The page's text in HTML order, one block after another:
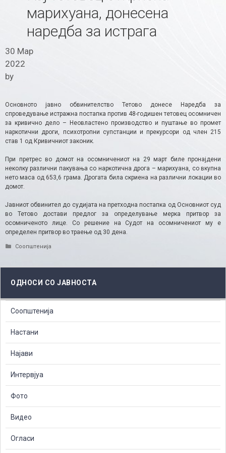
марихуана, донесена
наредба за истрага
30 Мар
2022
by
Основното јавно обвинителство Тетово донесе Наредба за
спроведување истражна постапка против 48-годишен тетовец осомничен
за кривично дело – Неовластено производство и пуштање во промет
наркотични дроги, психотропни супстанции и прекурсори од член 215
став 1 од Кривичниот законик.
При претрес во домот на осомничениот на 29 март биле пронајдени
неколку различни пакувања со наркотична дрога – марихуана, со вкупна
нето маса од 653,6 грама. Дрогата била скриена на различни локации во
домот.
Јавниот обвинител до судијата на претходна постапка од Основниот суд
во Тетово достави предлог за определување мерка притвор за
осомниченото лице. Со решение на Судот на осомничениот му е
определен притвор во траење од 30 дена.​
Categories
Соопштенија
ОДНОСИ СО ЈАВНОСТА
Соопштенија
Настани
Најави
Интервјуа
Фото
Видео
Огласи